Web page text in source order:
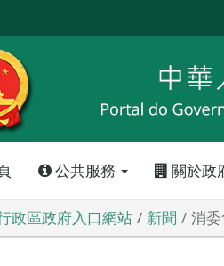
公共服務 關於政
政區政府入口網站 新聞 消